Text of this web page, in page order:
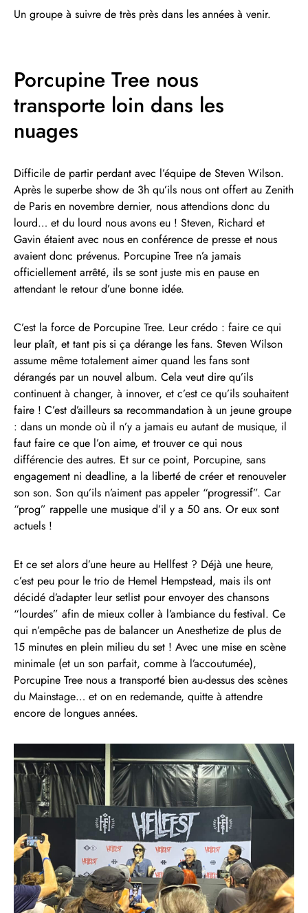
Un groupe à suivre de très près dans les années à venir.
Porcupine Tree nous
transporte loin dans les
nuages
Difficile de partir perdant avec l’équipe de Steven Wilson.
Après le superbe show de 3h qu’ils nous ont offert au Zenith
de Paris en novembre dernier, nous attendions donc du
lourd… et du lourd nous avons eu ! Steven, Richard et
Gavin étaient avec nous en conférence de presse et nous
avaient donc prévenus. Porcupine Tree n’a jamais
officiellement arrêté, ils se sont juste mis en pause en
attendant le retour d’une bonne idée.
C’est la force de Porcupine Tree. Leur crédo : faire ce qui
leur plaît, et tant pis si ça dérange les fans. Steven Wilson
assume même totalement aimer quand les fans sont
dérangés par un nouvel album. Cela veut dire qu’ils
continuent à changer, à innover, et c’est ce qu’ils souhaitent
faire ! C’est d’ailleurs sa recommandation à un jeune groupe
: dans un monde où il n’y a jamais eu autant de musique, il
faut faire ce que l’on aime, et trouver ce qui nous
différencie des autres. Et sur ce point, Porcupine, sans
engagement ni deadline, a la liberté de créer et renouveler
son son. Son qu’ils n’aiment pas appeler “progressif”. Car
“prog” rappelle une musique d’il y a 50 ans. Or eux sont
actuels !
Et ce set alors d’une heure au Hellfest ? Déjà une heure,
c’est peu pour le trio de Hemel Hempstead, mais ils ont
décidé d’adapter leur setlist pour envoyer des chansons
“lourdes” afin de mieux coller à l’ambiance du festival. Ce
qui n’empêche pas de balancer un Anesthetize de plus de
15 minutes en plein milieu du set ! Avec une mise en scène
minimale (et un son parfait, comme à l’accoutumée),
Porcupine Tree nous a transporté bien au-dessus des scènes
du Mainstage… et on en redemande, quitte à attendre
encore de longues années.